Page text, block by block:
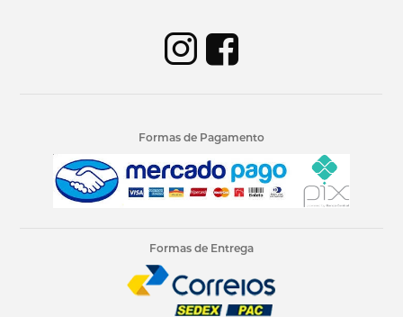
Formas de Pagamento
Formas de Entrega